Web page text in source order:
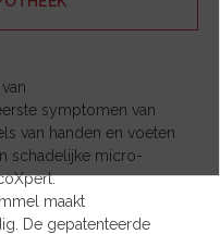
symptomen van
van handen en voeten
schadelijke micro-
maakt
De gepatenteerde